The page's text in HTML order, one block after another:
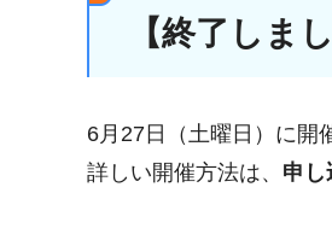
【終了しま
6月27日（土曜日）に開
詳しい開催方法は、 申し